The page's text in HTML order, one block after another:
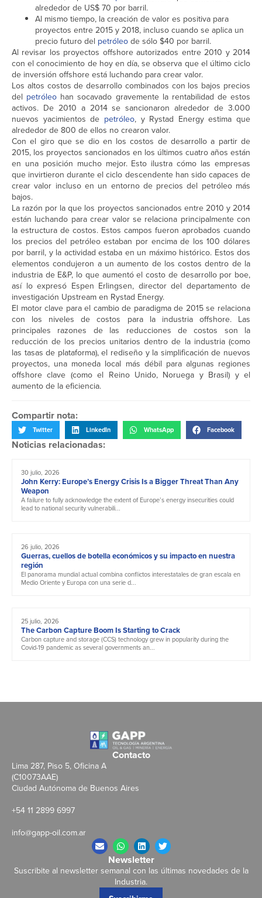
alrededor de US$ 70 por barril.
Al mismo tiempo, la creación de valor es positiva para
proyectos entre 2015 y 2018, incluso cuando se aplica un
precio futuro del petróleo de sólo $40 por barril.
Al revisar los proyectos offshore autorizados entre 2010 y 2014
con el conocimiento de hoy en día, se observa que el último ciclo
de inversión offshore está luchando para crear valor.
Los altos costos de desarrollo combinados con los bajos precios
del petróleo han socavado gravemente la rentabilidad de estos
activos. De 2010 a 2014 se sancionaron alrededor de 3.000
nuevos yacimientos de petróleo, y Rystad Energy estima que
alrededor de 800 de ellos no crearon valor.
Con el giro que se dio en los costos de desarrollo a partir de
2015, los proyectos sancionados en los últimos cuatro años están
en una posición mucho mejor. Esto ilustra cómo las empresas
que invirtieron durante el ciclo descendente han sido capaces de
crear valor incluso en un entorno de precios del petróleo más
bajos.
La razón por la que los proyectos sancionados entre 2010 y 2014
están luchando para crear valor se relaciona principalmente con
la estructura de costos. Estos campos fueron aprobados cuando
los precios del petróleo estaban por encima de los 100 dólares
por barril, y la actividad estaba en un máximo histórico. Estos dos
elementos condujeron a un aumento de los costos dentro de la
industria de E&P, lo que aumentó el costo de desarrollo por boe,
así lo expresó Espen Erlingsen, director del departamento de
investigación Upstream en Rystad Energy.
El motor clave para el cambio de paradigma de 2015 se relaciona
con los niveles de costos para la industria offshore. Las
principales razones de las reducciones de costos son la
reducción de los precios unitarios dentro de la industria (como
las tasas de plataforma), el rediseño y la simplificación de nuevos
proyectos, una moneda local más débil para algunas regiones
offshore clave (como el Reino Unido, Noruega y Brasil) y el
aumento de la eficiencia.
Compartir nota:
Twitter LinkedIn WhatsApp Facebook
Noticias relacionadas:
30 julio, 2026
John Kerry: Europe’s Energy Crisis Is a Bigger Threat Than Any
Weapon
A failure to fully acknowledge the extent of Europe’s energy insecurities could
lead to national security vulnerabili...
26 julio, 2026
Guerras, cuellos de botella económicos y su impacto en nuestra
región
El panorama mundial actual combina conflictos interestatales de gran escala en
Medio Oriente y Europa con una serie d...
25 julio, 2026
The Carbon Capture Boom Is Starting to Crack
Carbon capture and storage (CCS) technology grew in popularity during the
Covid-19 pandemic as several governments an...
Contacto
Lima 287, Piso 5, Oficina A
(C10073AAE)
Ciudad Autónoma de Buenos Aires
+54 11 2899 6997
info@gapp-oil.com.ar
Newsletter
Suscribite al newsletter semanal con las últimas novedades de la
Industria.